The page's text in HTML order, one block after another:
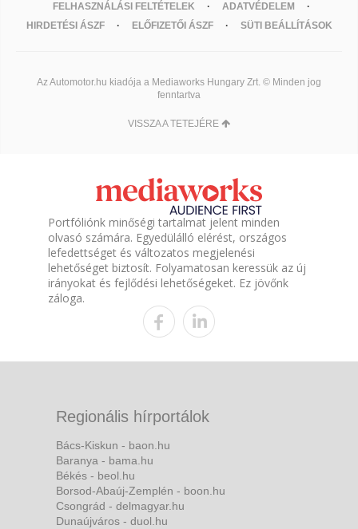
FELHASZNÁLÁSI FELTÉTELEK
ADATVÉDELEM
HIRDETÉSI ÁSZF
ELŐFIZETŐI ÁSZF SÜTI BEÁLLÍTÁSOK
Az Automotor.hu kiadója a Mediaworks Hungary Zrt. © Minden jog
fenntartva
VISSZA A TETEJÉRE
Portfóliónk minőségi tartalmat jelent minden
olvasó számára. Egyedülálló elérést, országos
lefedettséget és változatos megjelenési
lehetőséget biztosít. Folyamatosan keressük az új
irányokat és fejlődési lehetőségeket. Ez jövőnk
záloga.
Regionális hírportálok
Bács-Kiskun - baon.hu
Baranya - bama.hu
Békés - beol.hu
Borsod-Abaúj-Zemplén - boon.hu
Csongrád - delmagyar.hu
Dunaújváros - duol.hu